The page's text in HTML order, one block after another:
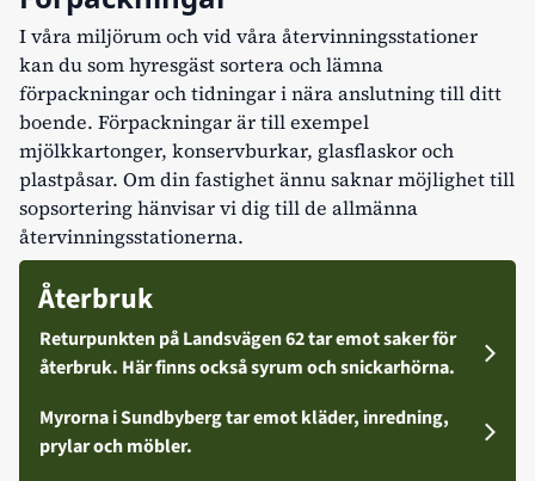
I våra miljörum och vid våra återvinningsstationer
kan du som hyresgäst sortera och lämna
förpackningar och tidningar i nära anslutning till ditt
boende. Förpackningar är till exempel
mjölkkartonger, konservburkar, glasflaskor och
plastpåsar. Om din fastighet ännu saknar möjlighet till
sopsortering hänvisar vi dig tillde allmänna
återvinningsstationerna.
Återbruk
Returpunkten på Landsvägen 62 tar emot saker för
återbruk. Här finns också syrum och snickarhörna.
Myrorna i Sundbyberg tar emot kläder, inredning,
prylar och möbler.